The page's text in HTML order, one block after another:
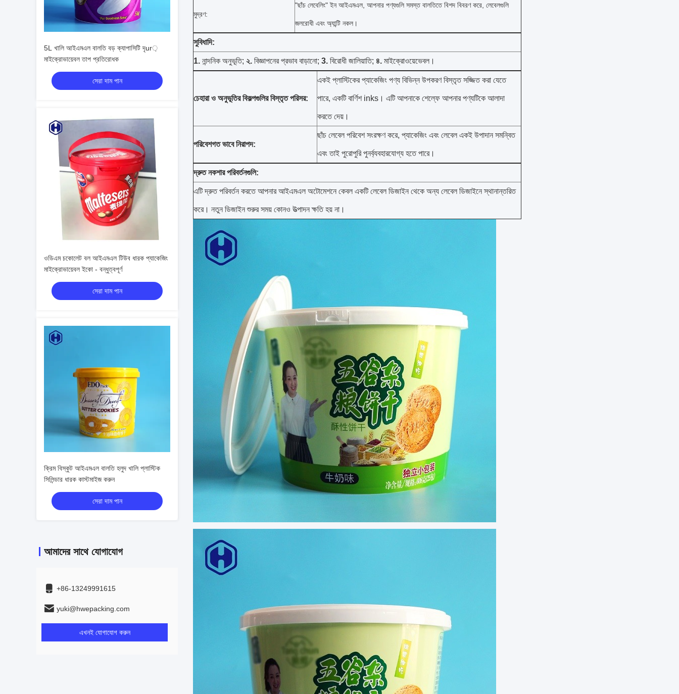
5L খালি আইএমএল বালতি বড় ক্যাপাসিটি দৃur়
মাইক্রোভায়েবল তাপ প্রতিরোধক
সেরা দাম পান
ওডিএম চকোলেট বল আইএমএল টিউব ধারক প্যাকেজিং
মাইক্রোভায়েবল ইকো - বন্ধুত্বপূর্ণ
সেরা দাম পান
ক্রিম বিস্কুট আইএমএল বালতি হলুদ খালি প্লাস্টিক
সিলিন্ডার ধারক কাস্টমাইজ করুন
সেরা দাম পান
আমাদের সাথে যোগাযোগ
+86-13249991615
yuki@hwepacking.com
এখনই যোগাযোগ করুন
মুদ্রণ:
"ছাঁচ লেবেলিং" ইন আইএমএল, আপনার পণ্যগুলি সমস্ত বালতিতে বিশদ বিবরণ করে, লেবেলগুলি
জলরোধী এবং অ্যান্টি নকল।
সুবিধাদি:
1. নান্দনিক অনুভূতি; ২. বিজ্ঞাপনের প্রভাব বাড়ানো; 3. বিরোধী জালিয়াতি; ৪. মাইক্রোওয়েভেবল।
চেহারা ও অনুভূতির বিকল্পগুলির বিস্তৃত পরিসর:
একই প্লাস্টিকের প্যাকেজিং পণ্য বিভিন্ন উপকরণ বিস্তৃত সজ্জিত করা যেতে
পারে, একটি বার্ণিশ inks। এটি আপনাকে শেল্ফে আপনার পণ্যটিকে আলাদা
করতে দেয়।
পরিবেশগত ভাবে নিরাপদ:
ছাঁচ লেবেল পরিবেশ সংরক্ষণ করে, প্যাকেজিং এবং লেবেল একই উপাদান সমন্বিত
এবং তাই পুরোপুরি পুনর্ব্যবহারযোগ্য হতে পারে।
দ্রুত নকশার পরিবর্তনগুলি:
এটি দ্রুত পরিবর্তন করতে আপনার আইএমএল অটোমেশনে কেবল একটি লেবেল ডিজাইন থেকে অন্য লেবেল ডিজাইনে স্থানান্তরিত
করে। নতুন ডিজাইন শুরুর সময় কোনও উত্পাদন ক্ষতি হয় না।